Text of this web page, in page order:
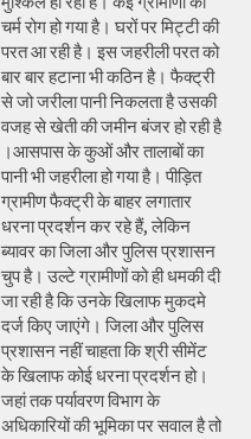
चर्म रोग हो गया है। घरों पर मिट्टी की
परत आ रही है। इस जहरीली परत को
बार बार हटाना भी कठिन है। फैक्ट्री
से जो जरीला पानी निकलता है उसकी
वजह से खेती की जमीन बंजर हो रही है
।आसपास के कुओं और तालाबों का
पानी भी जहरीला हो गया है। पीड़ित
ग्रामीण फैक्ट्री के बाहर लगातार
धरना प्रदर्शन कर रहे हैं, लेकिन
ब्यावर का जिला और पुलिस प्रशासन
चुप है। उल्टे ग्रामीणों को ही धमकी दी
जा रही है कि उनके खिलाफ मुकदमे
दर्ज किए जाएंगे। जिला और पुलिस
प्रशासन नहीं चाहता कि श्री सीमेंट
के खिलाफ कोई धरना प्रदर्शन हो।
जहां तक पर्यावरण विभाग के
अधिकारियों की भूमिका पर सवाल है तो